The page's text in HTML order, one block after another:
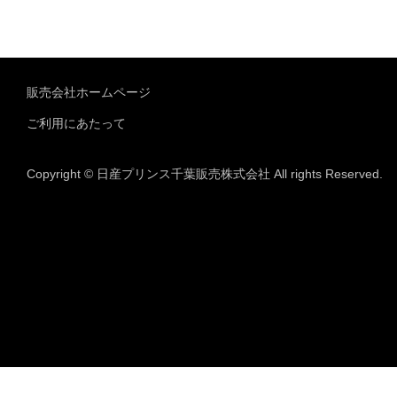
販売会社ホームページ
ご利用にあたって
Copyright © 日産プリンス千葉販売株式会社 All rights Reserved.